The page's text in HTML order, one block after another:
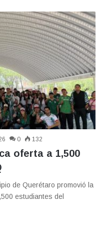
0 132
oferta a 1,500
de Querétaro promovió la
estudiantes del